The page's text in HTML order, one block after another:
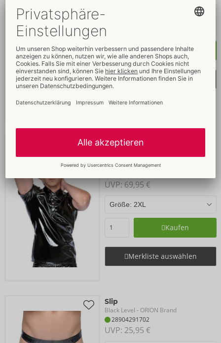
Kaufen
Merkliste auswählen
Poloshirt aus Lack
Black Level
Auslaufartikel
UVP: 69,95 €
Kaufen
Merkliste auswählen
Slip
Black Level - ORION Brand
28904291702
UVP: 25,95 €